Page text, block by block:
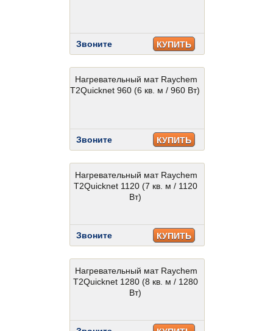
Звоните КУПИТЬ
Нагревательный мат Raychem
T2Quicknet 960 (6 кв. м / 960 Вт)
Звоните КУПИТЬ
Нагревательный мат Raychem
T2Quicknet 1120 (7 кв. м / 1120
Вт)
Звоните КУПИТЬ
Нагревательный мат Raychem
T2Quicknet 1280 (8 кв. м / 1280
Вт)